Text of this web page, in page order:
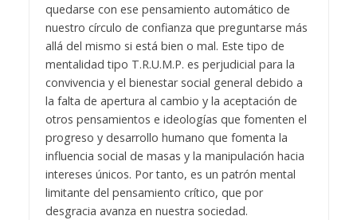
quedarse con ese pensamiento automático de
nuestro círculo de confianza que preguntarse más
allá del mismo si está bien o mal. Este tipo de
mentalidad tipo T.R.U.M.P. es perjudicial para la
convivencia y el bienestar social general debido a
la falta de apertura al cambio y la aceptación de
otros pensamientos e ideologías que fomenten el
progreso y desarrollo humano que fomenta la
influencia social de masas y la manipulación hacia
intereses únicos. Por tanto, es un patrón mental
limitante del pensamiento crítico, que por
desgracia avanza en nuestra sociedad.